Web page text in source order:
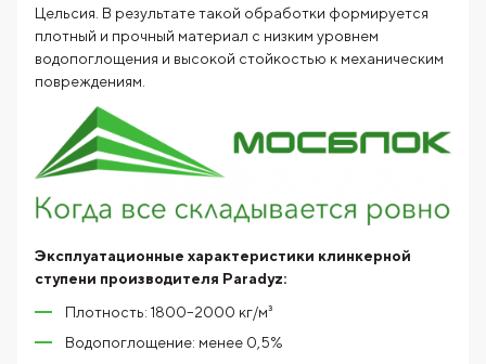
Цельсия. В результате такой обработки формируется
плотный и прочный материал с низким уровнем
водопоглощения и высокой стойкостью к механическим
повреждениям.
Эксплуатационные характеристики клинкерной
ступени производителя Paradyz:
Плотность: 1800–2000 кг/м³
Водопоглощение: менее 0,5%